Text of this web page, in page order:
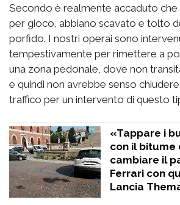
Secondo è realmente accaduto che
per gioco, abbiano scavato e tolto
porfido. I nostri operai sono
tempestivamente per rimettere a
una zona pedonale, dove non
e quindi non avrebbe senso
traffico per un intervento di questo
«Tappare i
con il bitume
cambiare il
Ferrari con
Lancia